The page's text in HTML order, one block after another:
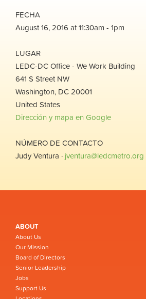
FECHA
August 16, 2016 at 11:30am - 1pm
LUGAR
LEDC-DC Office - We Work Building
641 S Street NW
Washington, DC 20001
United States
Dirección y mapa en Google
NÚMERO DE CONTACTO
Judy Ventura · jventura@ledcmetro.org
ABOUT
About Us
Our Mission
Board of Directors
Senior Leadership
Jobs
Support Us